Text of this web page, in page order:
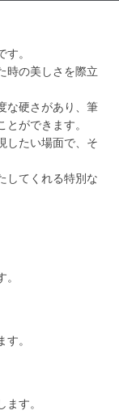
。
時の美しさを際立
な硬さがあり、筆
ができます。
したい場面で、そ
してくれる特別な
。
す。